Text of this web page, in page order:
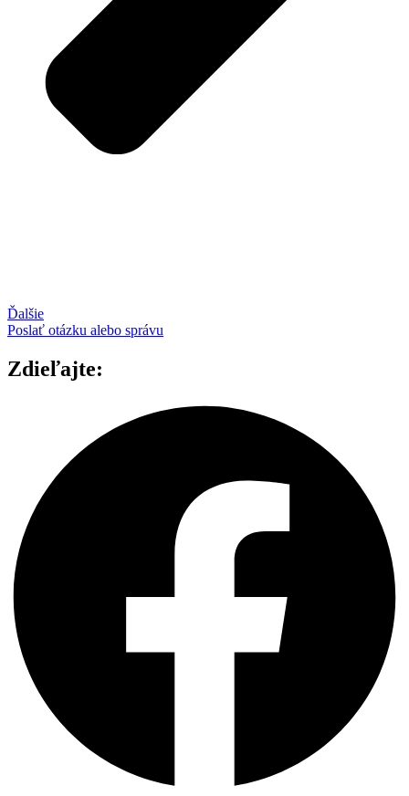
Ďalšie
Poslať otázku alebo správu
Zdieľajte: